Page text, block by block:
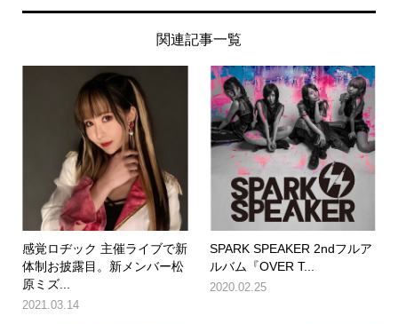
関連記事一覧
感覚ロヂック 主催ライブで新
体制お披露目。新メンバー松
原ミズ...
2021.03.14
SPARK SPEAKER 2ndフルア
ルバム『OVER T...
2020.02.25